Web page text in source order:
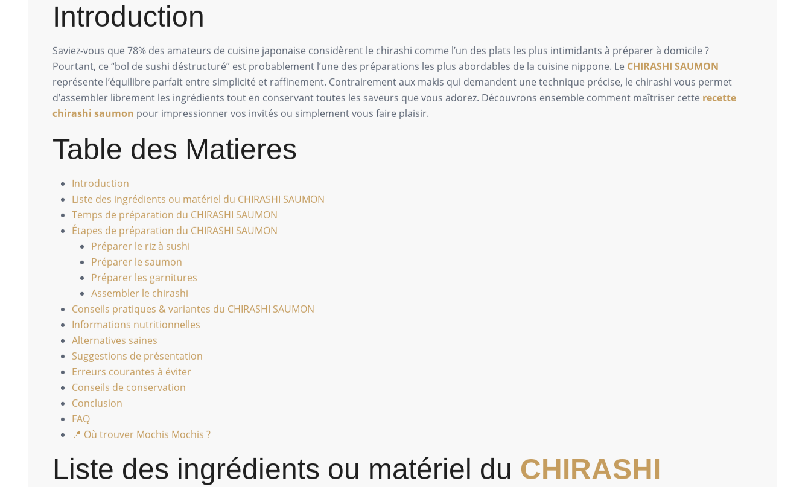
Introduction
Saviez-vous que 78% des amateurs de cuisine japonaise considèrent le chirashi comme l’un des plats les plus intimidants à préparer à domicile ?
Pourtant, ce “bol de sushi déstructuré” est probablement l’une des préparations les plus abordables de la cuisine nippone. Le CHIRASHI SAUMON
représente l’équilibre parfait entre simplicité et raffinement. Contrairement aux makis qui demandent une technique précise, le chirashi vous permet
d’assembler librement les ingrédients tout en conservant toutes les saveurs que vous adorez. Découvrons ensemble comment maîtriser cette recette
chirashi saumon pour impressionner vos invités ou simplement vous faire plaisir.
Table des Matieres
Introduction
Liste des ingrédients ou matériel du CHIRASHI SAUMON
Temps de préparation du CHIRASHI SAUMON
Étapes de préparation du CHIRASHI SAUMON
Préparer le riz à sushi
Préparer le saumon
Préparer les garnitures
Assembler le chirashi
Conseils pratiques & variantes du CHIRASHI SAUMON
Informations nutritionnelles
Alternatives saines
Suggestions de présentation
Erreurs courantes à éviter
Conseils de conservation
Conclusion
FAQ
📍 Où trouver Mochis Mochis ?
Liste des ingrédients ou matériel du CHIRASHI